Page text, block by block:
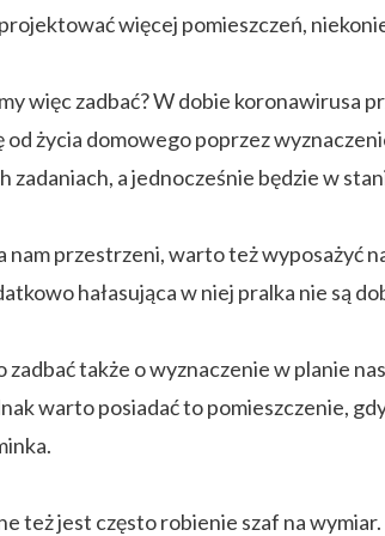
więcej pomieszczeń,
więc zadbać? W dobie koronawirusa
od życia domowego poprzez
zadaniach, a jednocześnie będzie w
nam przestrzeni, warto też wyposażyć
hałasująca w niej pralka nie są
zadbać także o wyznaczenie w planie
warto posiadać to pomieszczenie,
też jest często robienie szaf na